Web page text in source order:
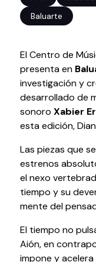
Volver al inicio
Agenda
Agenda
Suscríbete a la
Entradas
Histórico
Organiza
Espacios
Tour Virtual
Baluarte
El Centro de
presenta en
investigación y
desarrollado de
sonoro Xabier
esta edición,
Las piezas que
estrenos
el nexo
tiempo y su
mente del
El tiempo no
Aión, en
impone y